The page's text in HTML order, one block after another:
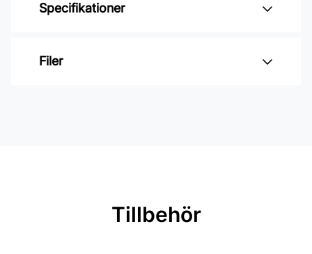
Specifikationer
Varumärke: Midbec Tapeter
Bredd: 0,53 m
Filer
Tillbehör